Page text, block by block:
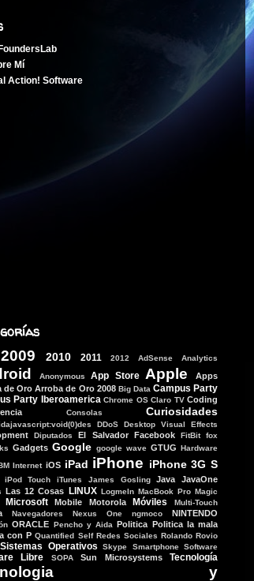
Mí
Action! Software
2009 2010 2011 2012 AdSense Analytics
Anonymous App Store Apple
Apps
de Oro Arroba de Oro 2008 Big Data Campus Party
Party Iberoamerica Chrome OS Claro TV Coding
Consolas Curiosidades
DDoS Desktop Visual Effects
Diputados El Salvador Facebook FitBit
fox
Gadgets Google google wave GTUG Hardware
Internet iOS iPad iPhone iPhone 3G S
iPod Touch iTunes James Gosling Java JavaOne
Las 12 Cosas LINUX LogmeIn MacBook Pro Magic
Microsoft Mobile Motorola Móviles Multi-Touch
Navegadores Nexus One ngmoco NINTENDO
ORACLE Pencho y Aida Politica Politica la mala
con P Quantified Self Redes Sociales Rolando Rovio
Sistemas Operativos Skype Smartphone Software
Libre SOPA Sun Microsystems Tecnología
y